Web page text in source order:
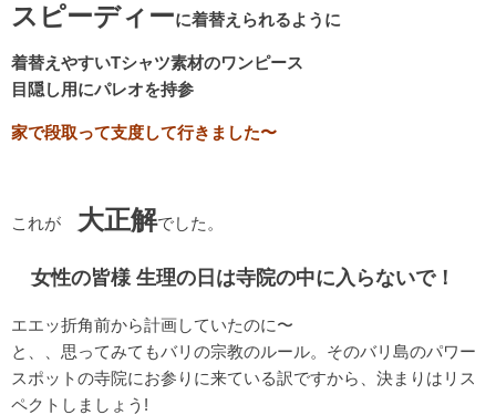
スピーディーに着替えられるように
着替えやすいTシャツ素材のワンピース
目隠し用にパレオを持参
家で段取って支度して行きました〜
これが 大正解でした。
女性の皆様 生理の日は寺院の中に入らないで！
エエッ折角前から計画していたのに〜
と、、思ってみてもバリの宗教のルール。そのバリ島のパワー
スポットの寺院にお参りに来ている訳ですから、決まりはリス
ペクトしましょう!